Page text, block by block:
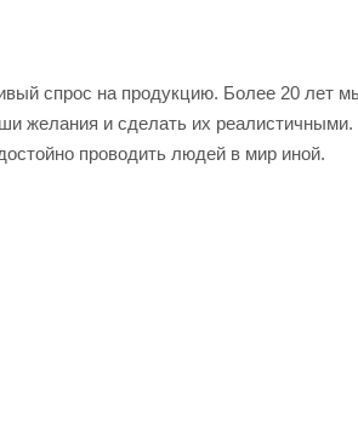
спрос на продукцию. Более 20 лет
желания и сделать их реалистичными.
проводить людей в мир иной.